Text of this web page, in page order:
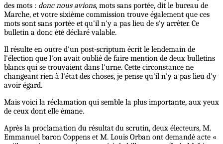
des mots : donc nous avions, mots sans portée, dit le bureau de
Marche, et votre sixième commission trouve également que ces
mots sont sans portée et qu'il n'y a pas lieu de s'y arrêter. Ce
bulletin a donc été déclaré valable.
Il résulte en outre d'un post-scriptum écrit le lendemain de
l'élection que l'on avait oublié de faire mention de deux bulletins
blancs qui se trouvaient dans l'urne. Cette circonstance ne
changeant rien à l'état des choses, je pense qu'il n'y a pas lieu d'y
avoir égard.
Mais voici la réclamation qui semble la plus importante, aux yeux
de ceux dont elle émane.
Après la proclamation du résultat du scrutin, deux électeurs, M.
Emmanuel baron Coppens et M. Louis Orban ont demandé acte «